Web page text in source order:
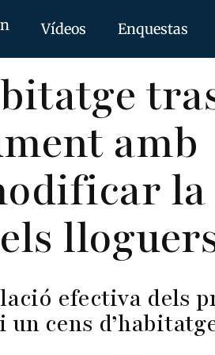
Vídeos Enquestas
amb
la
efectiva dels
cens